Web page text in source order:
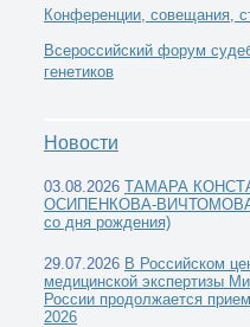
Конференции, совещания,
Всероссийский форум
генетиков
Новости
03.08.2026 ТАМАРА
ОСИПЕНКОВА-ВИЧТОМОВА
со дня рождения)
29.07.2026 В Российском
медицинской экспертизы
России продолжается
2026